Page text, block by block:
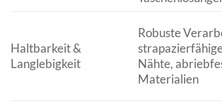
Haltbarkeit &
Langlebigkeit
Robuste
Nähte,
Materialien